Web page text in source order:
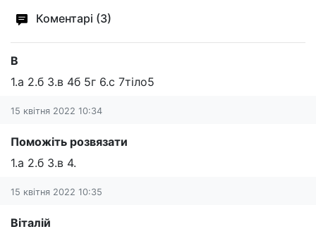
Коментарі (3)
В
1.а 2.б 3.в 4б 5г 6.с 7тіло5
15 квітня 2022 10:34
Поможіть розвязати
1.а 2.б 3.в 4.
15 квітня 2022 10:35
Віталій